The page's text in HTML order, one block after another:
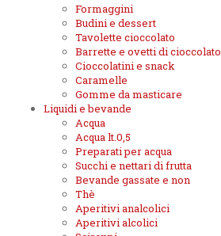
Formaggini
Budini e dessert
Tavolette cioccolato
Barrette e ovetti di cioccolato
Cioccolatini e snack
Caramelle
Gomme da masticare
Liquidi e bevande
Acqua
Acqua lt.0,5
Preparati per acqua
Succhi e nettari di frutta
Bevande gassate e non
Thè
Aperitivi analcolici
Aperitivi alcolici